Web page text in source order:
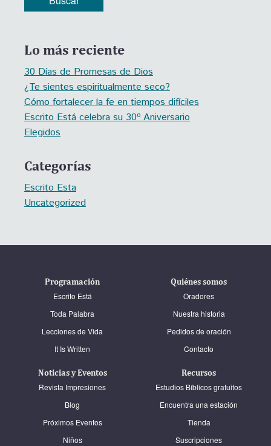
Lo más reciente
30 Días de Promesas de Dios
¿Te sientes espiritualmente seco?
Cómo fortalecer la fe en tiempos difíciles
Escrito Está celebra su 30º Aniversario
Elegidos
Categorías
Escrito Esta
Uncategorized
Programación
Escrito Está
Toda Palabra
Lecciones de Vida
It Is Written
Quiénes somos
Oradores
Nuestra historia
Pedidos de oración
Contacto
Noticias y Eventos
Revista Impresiones
Blog
Próximos Eventos
Niños
Recursos
Estudios Bíblicos gratuitos
Encuentra una estación
Tienda
Suscripciones